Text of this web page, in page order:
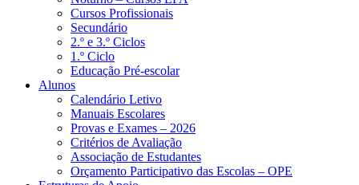
Cursos Profissionais
Secundário
2.º e 3.º Ciclos
1.º Ciclo
Educação Pré-escolar
Alunos
Calendário Letivo
Manuais Escolares
Provas e Exames – 2026
Critérios de Avaliação
Associação de Estudantes
Orçamento Participativo das Escolas – OPE